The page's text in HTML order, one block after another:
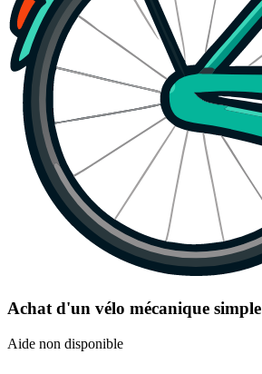
Achat d'un vélo mécanique simple
Aide non disponible